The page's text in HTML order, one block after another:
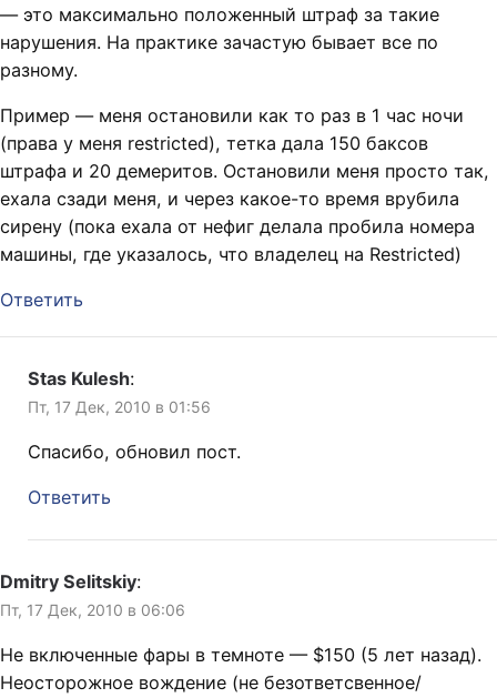
— это максимально положенный штраф за такие
нарушения. На практике зачастую бывает все по
разному.
Пример — меня остановили как то раз в 1 час ночи
(права у меня restricted), тетка дала 150 баксов
штрафа и 20 демеритов. Остановили меня просто так,
ехала сзади меня, и через какое-то время врубила
сирену (пока ехала от нефиг делала пробила номера
машины, где указалось, что владелец на Restricted)
Ответить
Stas Kulesh:
Пт, 17 Дек, 2010 в 01:56
Спасибо, обновил пост.
Ответить
Dmitry Selitskiy:
Пт, 17 Дек, 2010 в 06:06
Не включенные фары в темноте — $150 (5 лет назад).
Неосторожное вождение (не безответсвенное/